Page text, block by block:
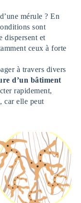
mérule ? En
sont
dispersent et
ceux à forte
à travers divers
d’un bâtiment
rapidement,
car elle peut